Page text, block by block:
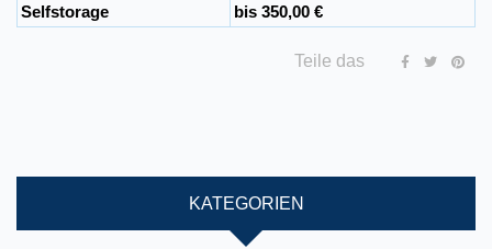
Selfstorage
bis 350,00 €
Teile das
KATEGORIEN